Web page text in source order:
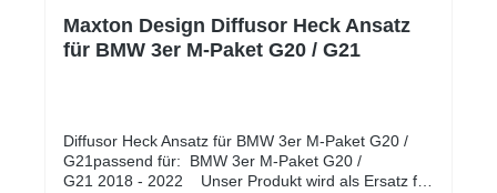
Maxton Design Diffusor Heck Ansatz
für BMW 3er M-Paket G20 / G21
Diffusor Heck Ansatz für BMW 3er M-Paket G20 /
G21passend für: BMW 3er M-Paket G20 /
G21 2018 - 2022 Unser Produkt wird als Ersatz für